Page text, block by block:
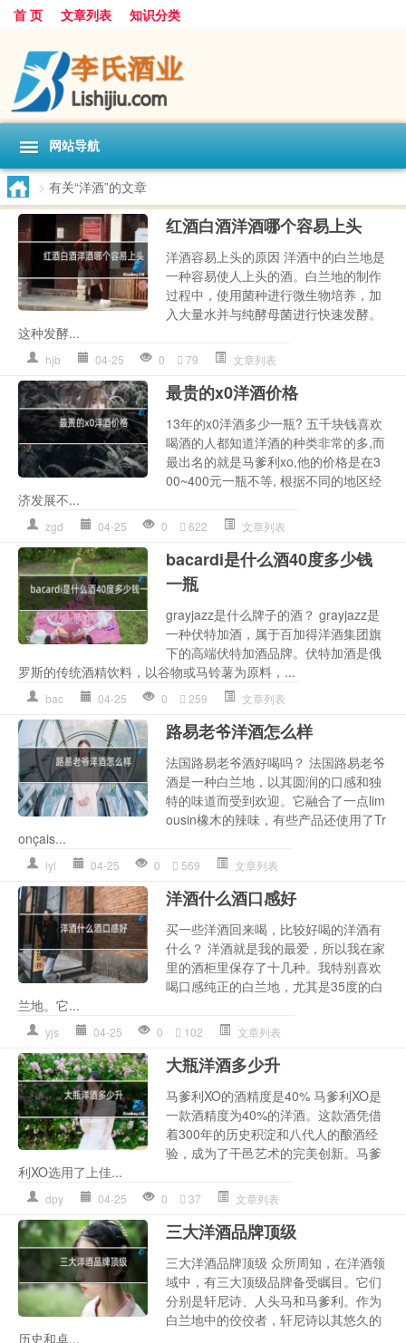
首 页 文章列表 知识分类
网站导航
> 有关“洋酒”的文章
红酒白酒洋酒哪个容易上头
洋酒容易上头的原因 洋酒中的白兰地是
一种容易使人上头的酒。白兰地的制作
过程中，使用菌种进行微生物培养，加
入大量水并与纯酵母菌进行快速发酵。
这种发酵...
hjb 04-25 0 79 文章列表
最贵的x0洋酒价格
13年的x0洋酒多少一瓶? 五千块钱喜欢
喝酒的人都知道洋酒的种类非常的多,而
最出名的就是马爹利xo,他的价格是在3
00~400元一瓶不等, 根据不同的地区经
济发展不...
zgd 04-25 0 622 文章列表
bacardi是什么酒40度多少钱
一瓶
grayjazz是什么牌子的酒？ grayjazz是
一种伏特加酒，属于百加得洋酒集团旗
下的高端伏特加酒品牌。伏特加酒是俄
罗斯的传统酒精饮料，以谷物或马铃薯为原料，...
bac 04-25 0 259 文章列表
路易老爷洋酒怎么样
法国路易老爷酒好喝吗？ 法国路易老爷
酒是一种白兰地，以其圆润的口感和独
特的味道而受到欢迎。它融合了一点lim
ousin橡木的辣味，有些产品还使用了Tr
onçais...
lyl 04-25 0 569 文章列表
洋酒什么酒口感好
买一些洋酒回来喝，比较好喝的洋酒有
什么？ 洋酒就是我的最爱，所以我在家
里的酒柜里保存了十几种。我特别喜欢
喝口感纯正的白兰地，尤其是35度的白
兰地。它...
yjs 04-25 0 102 文章列表
大瓶洋酒多少升
马爹利XO的酒精度是40% 马爹利XO是
一款酒精度为40%的洋酒。这款酒凭借
着300年的历史积淀和八代人的酿酒经
验，成为了干邑艺术的完美创新。马爹
利XO选用了上佳...
dpy 04-25 0 37 文章列表
三大洋酒品牌顶级
三大洋酒品牌顶级 众所周知，在洋酒领
域中，有三大顶级品牌备受瞩目。它们
分别是轩尼诗、人头马和马爹利。作为
白兰地中的佼佼者，轩尼诗以其悠久的
历史和卓...